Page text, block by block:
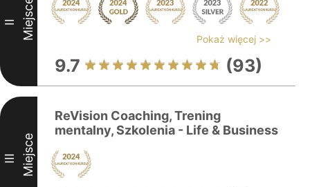
II Miejsce Pokaż więcej >>
9.7 (93)
III Miejsce
ReVision Coaching, Trening
mentalny, Szkolenia - Life & Business